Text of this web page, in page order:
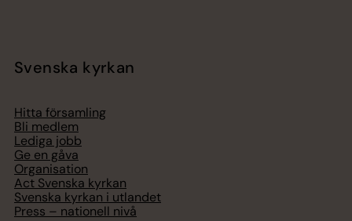
Svenska kyrkan
Hitta församling
Bli medlem
Lediga jobb
Ge en gåva
Organisation
Act Svenska kyrkan
Svenska kyrkan i utlandet
Press – nationell nivå